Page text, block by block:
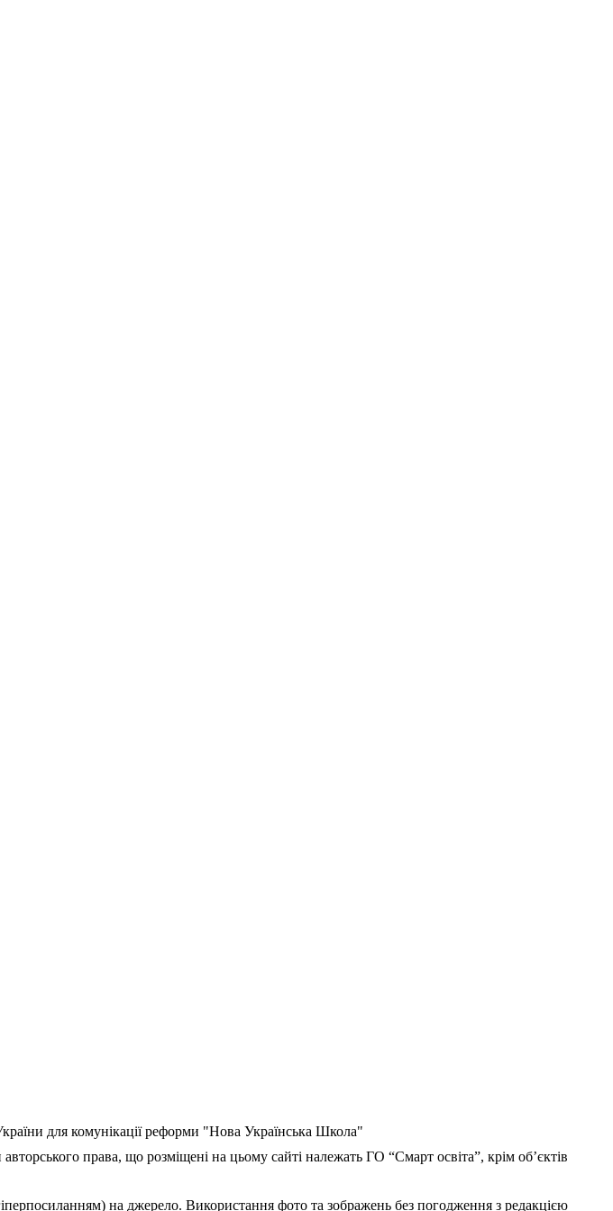
для комунікації реформи "Нова Українська Школа"
права, що розміщені на цьому сайті належать ГО “Смарт освіта”, крім об’єктів
на джерело. Використання фото та зображень без погодження з редакцією